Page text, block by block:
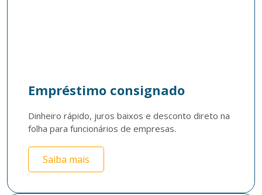
Empréstimo consignado
Dinheiro rápido, juros baixos e desconto direto na
folha para funcionários de empresas.
Saiba mais